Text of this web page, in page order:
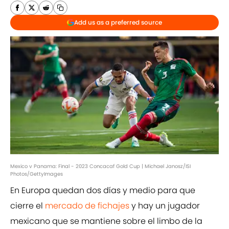
Add us as a preferred source
Mexico v Panama: Final - 2023 Concacaf Gold Cup | Michael Janosz/ISI
Photos/GettyImages
En Europa quedan dos días y medio para que
cierre el mercado de fichajesy hay un jugador
mexicano que se mantiene sobre el limbo de la